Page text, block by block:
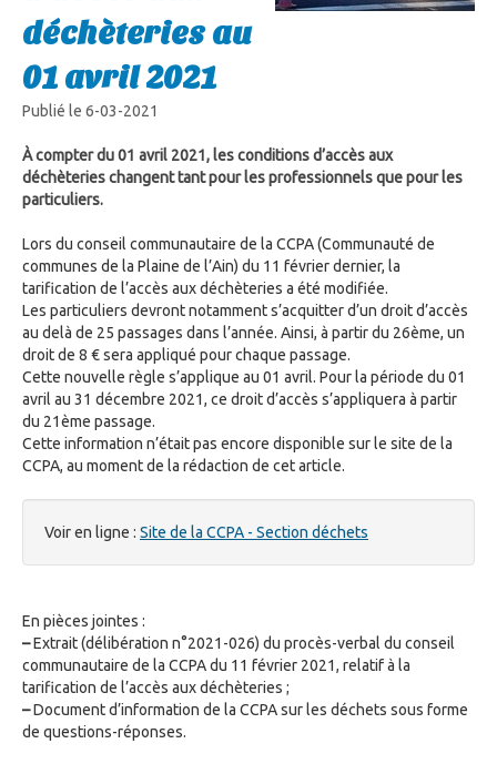
déchèteries au
01 avril 2021
Publié le 6-03-2021
À compter du 01 avril 2021, les conditions d’accès aux
déchèteries changent tant pour les professionnels que pour les
particuliers.
Lors du conseil communautaire de la CCPA (Communauté de
communes de la Plaine de l’Ain) du 11 février dernier, la
tarification de l’accès aux déchèteries a été modifiée.
Les particuliers devront notamment s’acquitter d’un droit d’accès
au delà de 25 passages dans l’année. Ainsi, à partir du 26ème, un
droit de 8 € sera appliqué pour chaque passage.
Cette nouvelle règle s’applique au 01 avril. Pour la période du 01
avril au 31 décembre 2021, ce droit d’accès s’appliquera à partir
du 21ème passage.
Cette information n’était pas encore disponible sur le site de la
CCPA, au moment de la rédaction de cet article.
Voir en ligne : Site de la CCPA - Section déchets
En pièces jointes :
–Extrait (délibération n°2021-026) du procès-verbal du conseil
communautaire de la CCPA du 11 février 2021, relatif à la
tarification de l’accès aux déchèteries ;
–Document d’information de la CCPA sur les déchets sous forme
de questions-réponses.